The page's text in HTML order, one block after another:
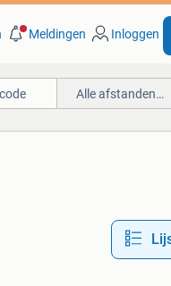
Meldingen Inloggen
Alle afstanden…